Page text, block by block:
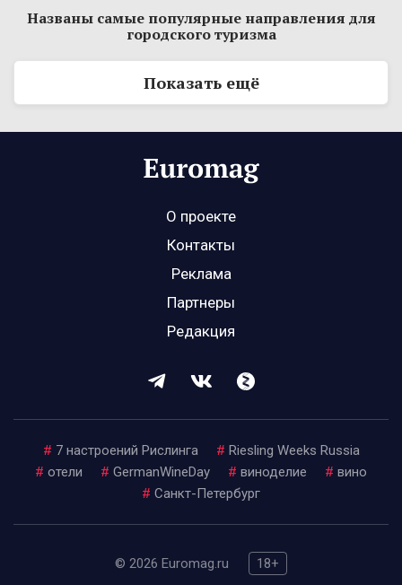
Названы самые популярные направления для
городского туризма
Показать ещё
О проекте
Контакты
Реклама
Партнеры
Редакция
# 7 настроений Рислинга # Riesling Weeks Russia
# отели # GermanWineDay # виноделие # вино
# Санкт-Петербург
© 2026 Euromag.ru 18+